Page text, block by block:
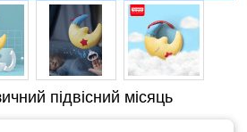
підвісний місяць